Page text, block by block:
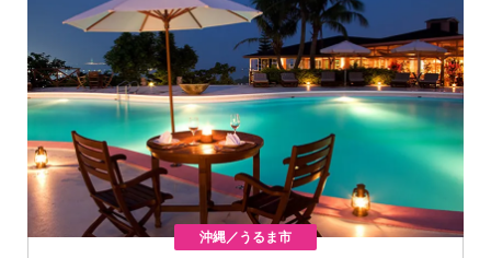
沖縄／うるま市